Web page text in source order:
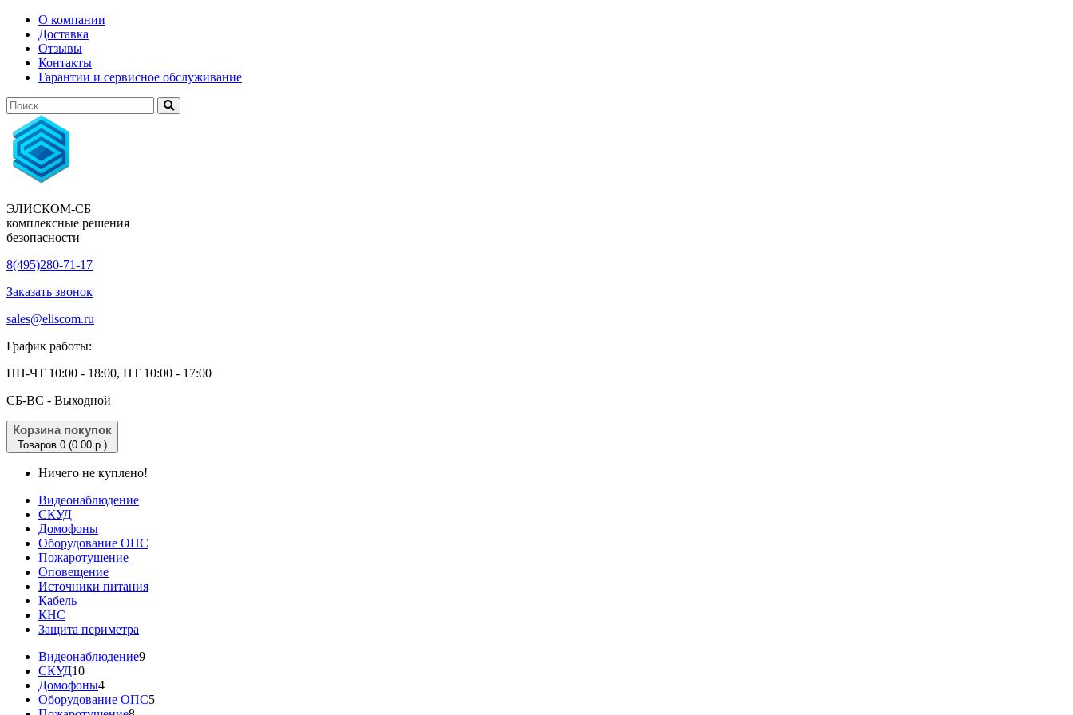
О компании
Доставка
Отзывы
Контакты
Гарантии и сервисное обслуживание
ЭЛИСКОМ-СБ
комплексные решения
безопасности
8(495)280-71-17
Заказать звонок
sales@eliscom.ru
График работы:
ПН-ЧТ 10:00 - 18:00, ПТ 10:00 - 17:00
CБ-ВС - Выходной
Корзина покупок
Товаров 0 (0.00 р.)
Ничего не куплено!
Видеонаблюдение
СКУД
Домофоны
Оборудование ОПС
Пожаротушение
Оповещение
Источники питания
Кабель
КНС
Защита периметра
Видеонаблюдение9
СКУД10
Домофоны4
Оборудование ОПС5